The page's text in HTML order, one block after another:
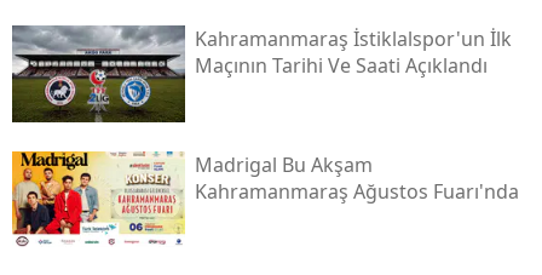
Kahramanmaraş İstiklalspor'un İlk
Maçının Tarihi Ve Saati Açıklandı
Madrigal Bu Akşam
Kahramanmaraş Ağustos Fuarı'nda